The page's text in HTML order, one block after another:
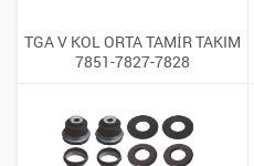
TGA V KOL ORTA TAMİR TAKIM
7851-7827-7828